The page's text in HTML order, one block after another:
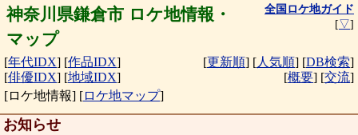
神奈川県鎌倉市 ロケ地情報・
マップ
全国ロケ地ガイド
[▽]
[年代IDX] [作品IDX]
[俳優IDX] [地域IDX]
[更新順] [人気順] [DB検索]
[概要] [交流]
[ロケ地情報] [ロケ地マップ]
お知らせ